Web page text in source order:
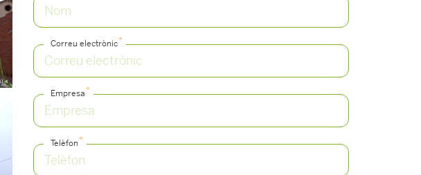
Correu electrònic*
Empresa*
Telèfon*